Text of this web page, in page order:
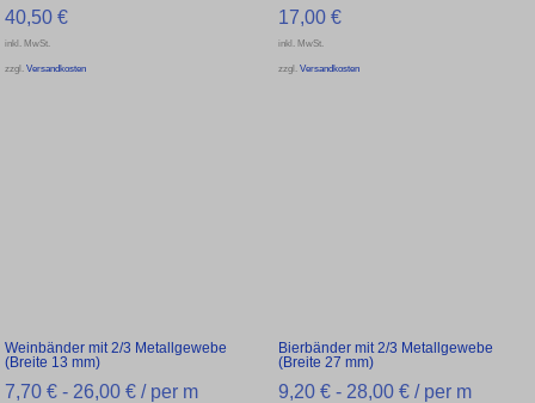
40,50 €
inkl. MwSt.
zzgl. Versandkosten
17,00 €
inkl. MwSt.
zzgl. Versandkosten
Weinbänder mit 2/3 Metallgewebe
(Breite 13 mm)
7,70 € - 26,00 € / per m
Bierbänder mit 2/3 Metallgewebe
(Breite 27 mm)
9,20 €- 28,00 €/ per m